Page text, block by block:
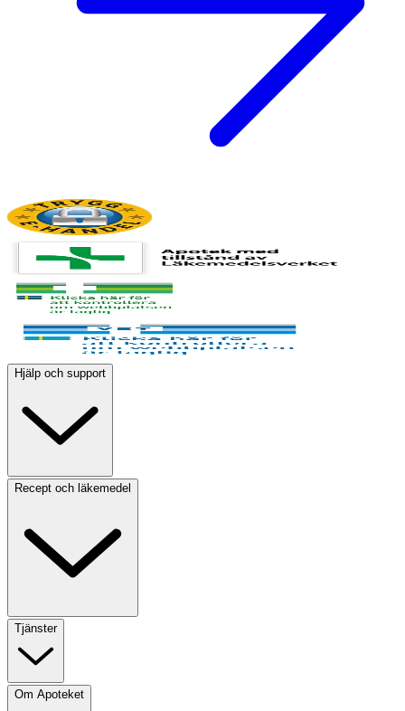
Hjälp och support
Recept och läkemedel
Tjänster
Om Apoteket